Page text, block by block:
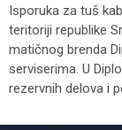
Isporuka za tuš
teritoriji republike
matičnog brenda
serviserima. U
rezervnih delova i